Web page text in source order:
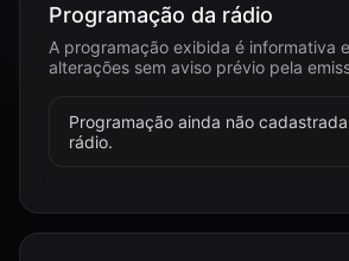
Programação da rádio
A programação exibida é informativa
alterações sem aviso prévio pela
Programação ainda não
rádio.